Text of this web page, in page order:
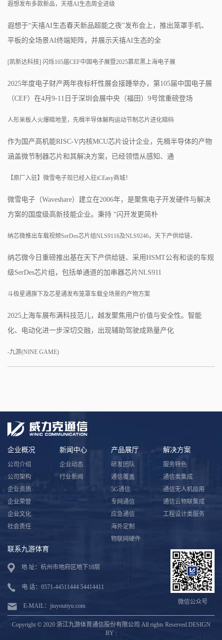
遐想发布多款新品，天禧AI生态周全进级
遐想于“天禧AI生态春天新品超能之夜”发布会上，推出笼罩手机、
平板的全场景AI终端矩阵，并展示天禧AI生态的全
[凯新达科技] 闪烁105届CEF中国电子展暨2025慕尼黑上海电子展
2025年度电子财产两年夜标杆性展会接踵举办，第105届中国电子展
（CEF）在4月9-11日于深圳会展中央（福田）9号馆重磅登场
人形呆板人火爆暗地里，先楫半导体解构运动节制芯片进化暗码
作为国产高机能RISC-V内核MCU芯片设计企业，先楫半导体的产物
涵盖微节制器芯片和其解决方案，已经领悟从感知、通
【原厂入驻】微雪电子现已经入驻iCEasy商城！
微雪电子（Waveshare）建立在2006年，是聚焦电子开发硬件与解决
方案的国度级高新技能企业。秉持 “闪开发更简朴
纳芯微推出车载视频SerDes芯片组NLS9116及NLS9246，天下产供给链、
纳芯微今日重磅推出基在天下产供给链、采用HSMT公有和谈的车规
级SerDes芯片组，包括单通道的加串器芯片NLS911
斗极星通旗下及芯星通发布笼罩车载全场景的产物方案
2025上海车展布满科技范儿，越发聚焦用户价值与安全性。智能
化、电动化进一步深切交融，出现辅助驾驶成熟量产化
-九游(NINE GAME)
企业概况
公司介绍
公司架构
企业资质
企业荣誉
企业文化
社会责任
新闻中心
企业动态
行业新闻
产品展厅
研发团队
通信覆盖
5G通信
专网通信
应急通信
海外定制
物联网硬件
解决方案
服务特色
通信类集成
通信无人机应用
通信云物联集成
工程设计类服务
联系九游体育
地 址：杭州市地府区地下18层
电 话：0571-44511444 54414411
E-MAIL：jiuyoutiyu.com
微信公众号
Copyright © 2020 浙江九游体育通信股份有限公司 All rights Reserved.DESIGN
BY :